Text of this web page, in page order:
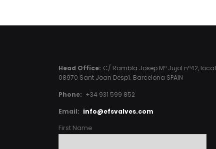
Head Office: C/ Rambla Josep Mº Jujol nº42, local
08970 Sant Joan Despí. Barcelona SPAIN
Phone: +34 931 599 852
Email: info@efsvalves.com
First Name